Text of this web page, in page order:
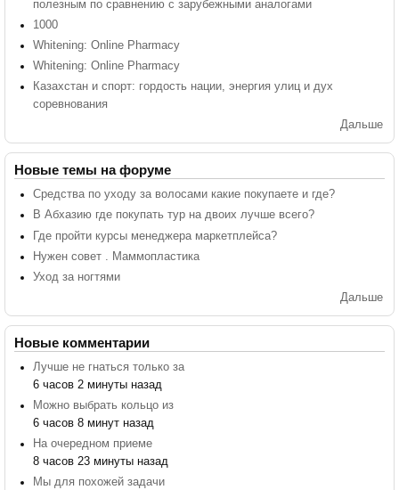
полезным по сравнению с зарубежными аналогами
1000
Whitening: Online Pharmacy
Whitening: Online Pharmacy
Казахстан и спорт: гордость нации, энергия улиц и дух
соревнования
Дальше
Новые темы на форуме
Средства по уходу за волосами какие покупаете и где?
В Абхазию где покупать тур на двоих лучше всего?
Где пройти курсы менеджера маркетплейса?
Нужен совет . Маммопластика
Уход за ногтями
Дальше
Новые комментарии
Лучше не гнаться только за
6 часов 2 минуты назад
Можно выбрать кольцо из
6 часов 8 минут назад
На очередном приеме
8 часов 23 минуты назад
Мы для похожей задачи